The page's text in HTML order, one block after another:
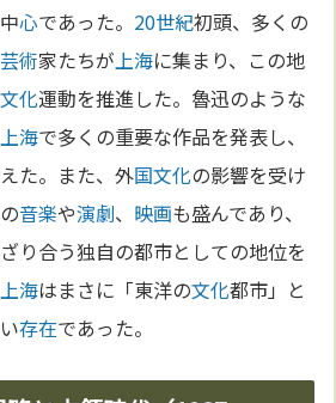
心であった。 20世紀初頭、多くの
芸術家たちが 上海に集まり、この地
文化運動を推進した。魯迅のような
上海で多くの重要な作品を発表し、
た。また、外国文化の影響を受け
音楽や演劇、 映画も盛んであり、
り合う独自の都市としての地位を
上海はまさに「東洋の文化都市」と
存在であった。